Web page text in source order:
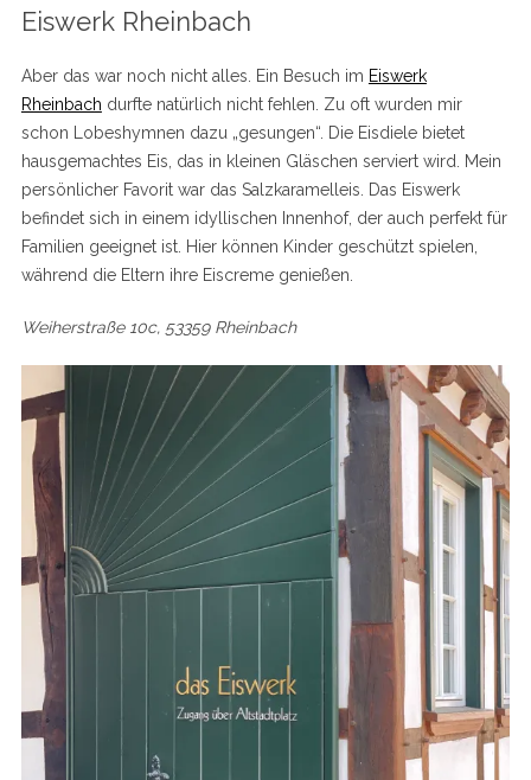
Eiswerk Rheinbach
Aber das war noch nicht alles. Ein Besuch im Eiswerk
Rheinbach durfte natürlich nicht fehlen. Zu oft wurden mir
schon Lobeshymnen dazu „gesungen“. Die Eisdiele bietet
hausgemachtes Eis, das in kleinen Gläschen serviert wird. Mein
persönlicher Favorit war das Salzkaramelleis. Das Eiswerk
befindet sich in einem idyllischen Innenhof, der auch perfekt für
Familien geeignet ist. Hier können Kinder geschützt spielen,
während die Eltern ihre Eiscreme genießen.
Weiherstraße 10c, 53359 Rheinbach
a
r
h
f
o
r
: